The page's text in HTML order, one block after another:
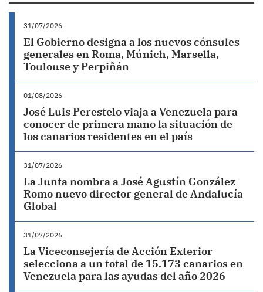
31/07/2026
El Gobierno designa a los nuevos cónsules
generales en Roma, Múnich, Marsella,
Toulouse y Perpiñán
01/08/2026
José Luis Perestelo viaja a Venezuela para
conocer de primera mano la situación de
los canarios residentes en el país
31/07/2026
La Junta nombra a José Agustín González
Romo nuevo director general de Andalucía
Global
31/07/2026
La Viceconsejería de Acción Exterior
selecciona a un total de 15.173 canarios en
Venezuela para las ayudas del año 2026